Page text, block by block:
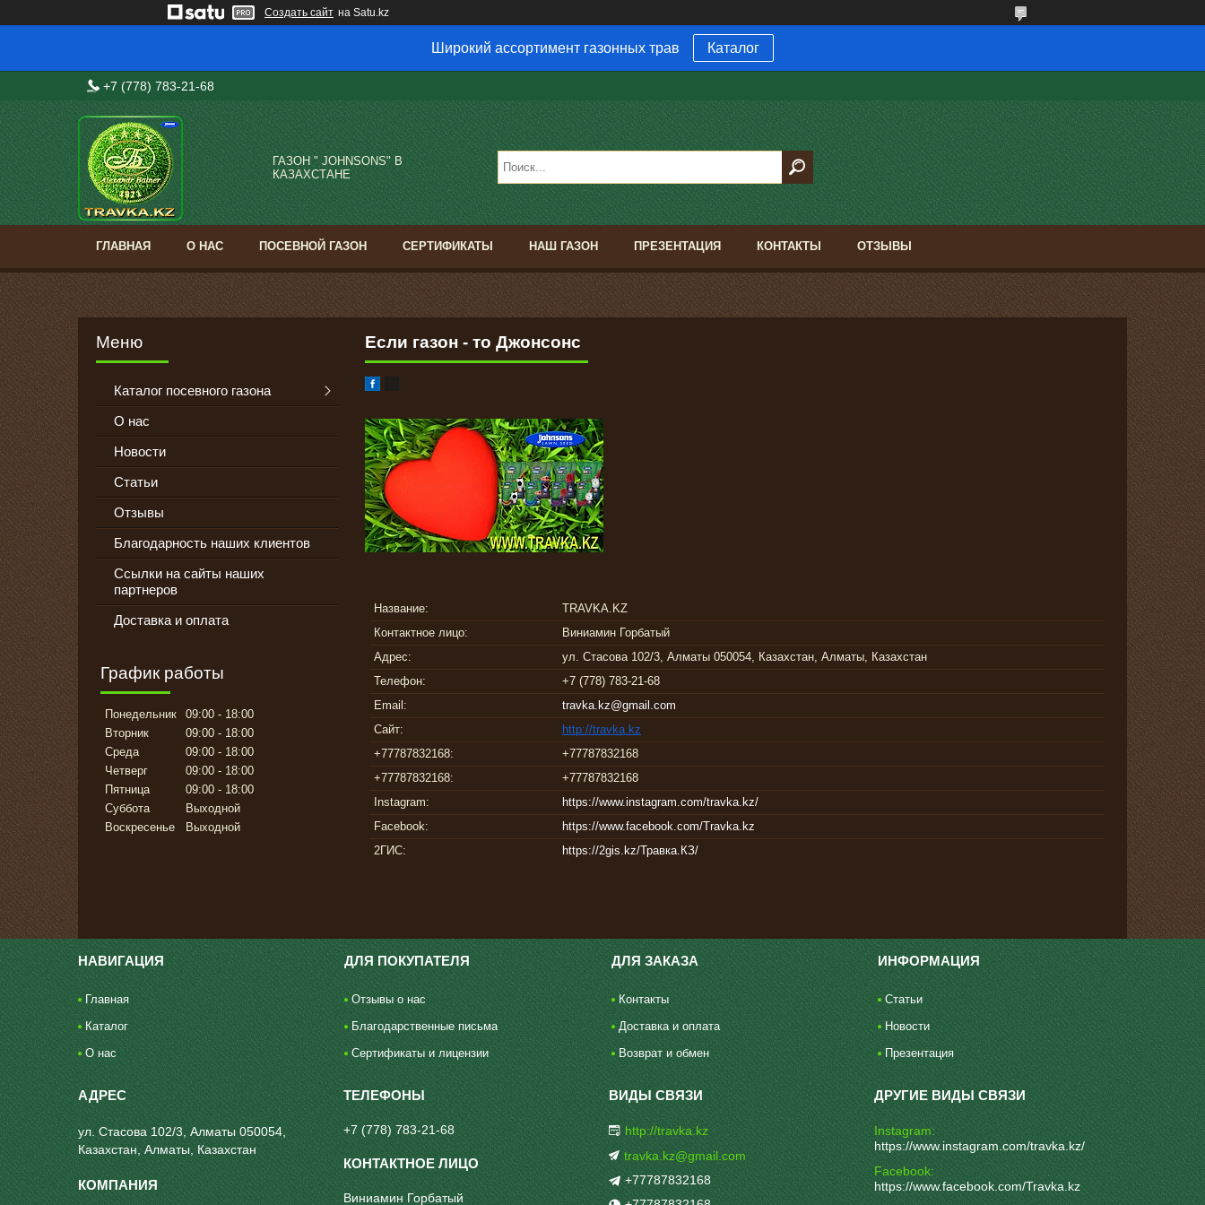
Создать сайт на Satu.kz
Широкий ассортимент газонных трав Каталог
+7 (778) 783-21-68
ГАЗОН " JOHNSONS" В
КАЗАХСТАНЕ
ГЛАВНАЯ О НАС ПОСЕВНОЙ ГАЗОН СЕРТИФИКАТЫ НАШ ГАЗОН ПРЕЗЕНТАЦИЯ КОНТАКТЫ ОТЗЫВЫ
Если газон - то Джонсонс
TRAVKA.KZ
Виниамин Горбатый
ул. Стасова 102/3, Алматы 050054, Казахстан, Алматы, Казахстан
+7 (778) 783-21-68
travka.kz@gmail.com
http://travka.kz
+77787832168
+77787832168
Instagram
https://www.instagram.com/travka.kz/
Facebook
https://www.facebook.com/Travka.kz
2ГИС
https://2gis.kz/Травка.КЗ/
Каталог посевного газона
О нас
Новости
Статьи
Отзывы
Благодарность наших клиентов
Ссылки на сайты наших
партнеров
Доставка и оплата
График работы
Понедельник 09:00
18:00
Вторник
09:00
18:00
Среда
09:00
18:00
Четверг
09:00
18:00
Пятница
09:00
18:00
Суббота
Выходной
Воскресенье
Выходной
НАВИГАЦИЯ
Главная
Каталог
О нас
ДЛЯ ПОКУПАТЕЛЯ
Отзывы о нас
Благодарственные письма
Сертификаты и лицензии
ДЛЯ ЗАКАЗА
Контакты
Доставка и оплата
Возврат и обмен
ИНФОРМАЦИЯ
Статьи
Новости
Презентация
ул. Стасова 102/3, Алматы 050054,
Казахстан, Алматы, Казахстан
+7 (778) 783-21-68
Виниамин Горбатый
http://travka.kz
travka.kz@gmail.com
+77787832168
Instagram
https://www.instagram.com/travka.kz/
Facebook
https://www.facebook.com/Travka.kz